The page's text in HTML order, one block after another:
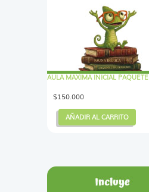
AULA MAXIMA INICIAL PAQUETE
$150.000
AÑADIR AL CARRITO